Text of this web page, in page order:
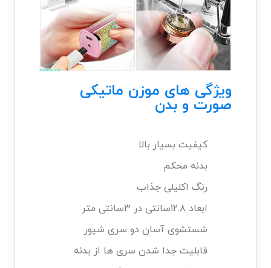
ویژگی های موزن ماتیکی
صورت و بدن
کیفیت بسیار بالا
بدنه محکم
رنگ اکلیلی جذاب
ابعاد ۱۲.۸سانتی در ۳سانتی متر
شستشوی آسان دو سری شیور
قابلیت جدا شدن سری ها از بدنه